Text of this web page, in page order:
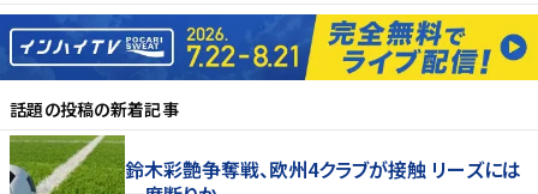
話題の投稿の新着記事
鈴木彩艶争奪戦、欧州4クラブが接触 リーズには